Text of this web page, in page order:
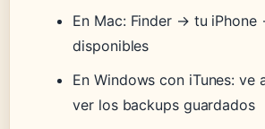
En Mac: Finder → tu iPhone
disponibles
En Windows con iTunes: ve
ver los backups guardados